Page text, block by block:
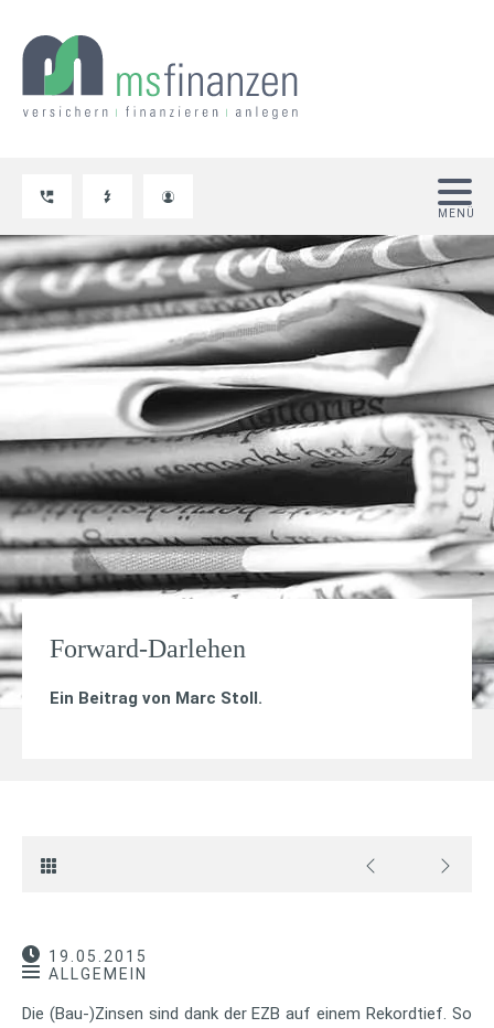
Forward-Darlehen
Ein Beitrag von Marc Stoll.
19.05.2015
ALLGEMEIN
Die (Bau-)Zinsen sind dank der EZB auf einem Rekordtief. So